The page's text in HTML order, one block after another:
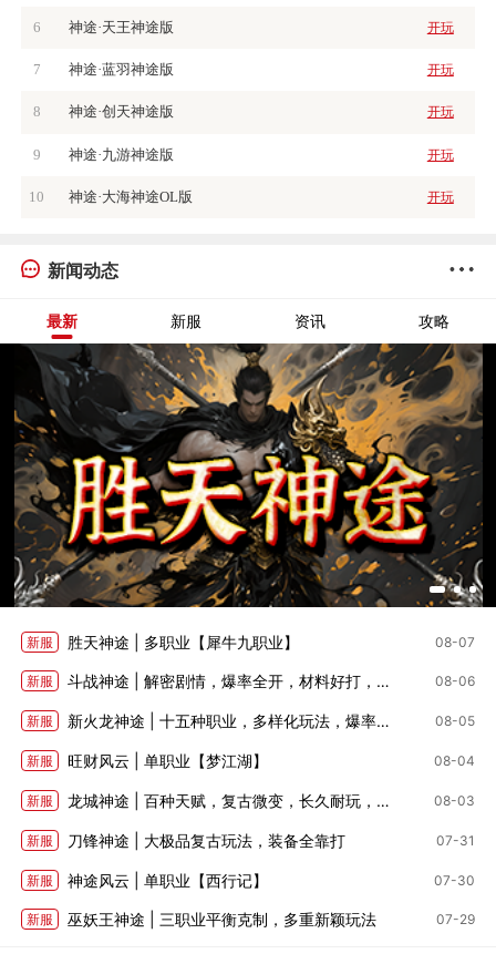
6 神途·天王神途版 开玩
7 神途·蓝羽神途版 开玩
8 神途·创天神途版 开玩
9 神途·九游神途版 开玩
10 神途·大海神途OL版 开玩
新闻动态
最新 新服 资讯 攻略
新服 胜天神途 | 多职业【犀牛九职业】 08-07
新服 斗战神途 | 解密剧情，爆率全开，材料好打，深度养成 08-06
新服 新火龙神途 | 十五种职业，多样化玩法，爆率适中 08-05
新服 旺财风云 | 单职业【梦江湖】 08-04
新服 龙城神途 | 百种天赋，复古微变，长久耐玩，全部靠打 08-03
新服 刀锋神途 | 大极品复古玩法，装备全靠打 07-31
新服 神途风云 | 单职业【西行记】 07-30
新服 巫妖王神途 | 三职业平衡克制，多重新颖玩法 07-29